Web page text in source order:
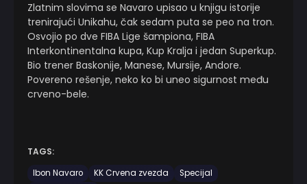
Zlatnim slovima se Navaro upisao u knjigu istorije
trenirajući Unikahu, čak sedam puta se peo na tron.
Osvojio po dve FIBA Lige šampiona, FIBA
Interkontinentalna kupa, Kup Kralja i jedan Superkup.
Bio trener Baskonije, Manese, Mursije, Andore.
Povereno rešenje, neko ko bi uneo sigurnost među
crveno-bele.
TAGS:
Ibon Navaro
KK Crvena zvezda
Specijal